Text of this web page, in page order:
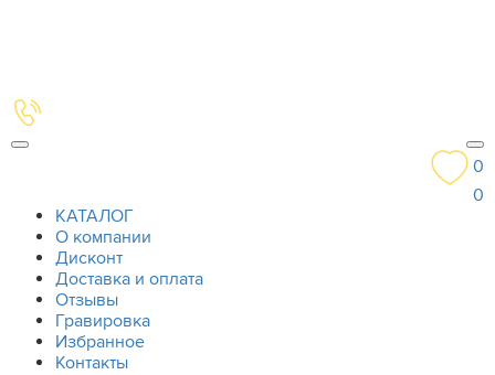
0
0
КАТАЛОГ
О компании
Дисконт
Доставка и оплата
Отзывы
Гравировка
Избранное
Контакты